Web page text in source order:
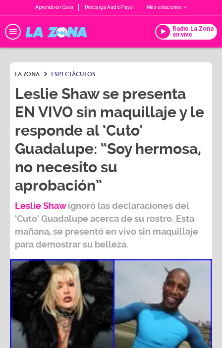
Aprendo en Casa Descarga AudioPlayer Más estaciones
Radio La Zona
en vivo
LA ZONA ESPECTÁCULOS
Leslie Shaw se presenta
EN VIVO sin maquillaje y le
responde al ‘Cuto’
Guadalupe: “Soy hermosa,
no necesito su
aprobación”
Leslie Shawignoró las declaraciones del
‘Cuto’ Guadalupeacerca de su rostro. Esta
mañana, se presentó en vivo sin maquillaje
para demostrar su belleza.